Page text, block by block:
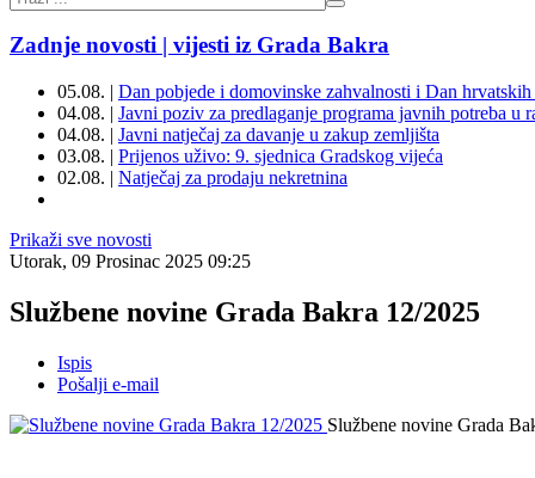
Zadnje novosti | vijesti iz Grada Bakra
05.08. | Dan pobjede i domovinske zahvalnosti i Dan
04.08. | Javni poziv za predlaganje programa javnih potreba
04.08. | Javni natječaj za davanje u zakup zemljišta
03.08. | Prijenos uživo: 9. sjednica Gradskog vijeća
02.08. | Natječaj za prodaju nekretnina
Prikaži sve novosti
Utorak, 09 Prosinac 2025 09:25
Službene novine Grada Bakra 12/2025
Ispis
Pošalji e-mail
Službene novine Grada